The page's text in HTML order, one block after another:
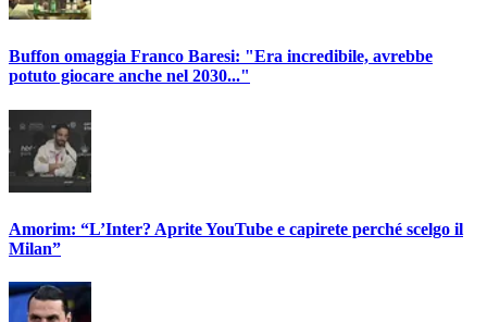
Buffon omaggia Franco Baresi: "Era incredibile, avrebbe
potuto giocare anche nel 2030..."
Amorim: “L’Inter? Aprite YouTube e capirete perché scelgo il
Milan”